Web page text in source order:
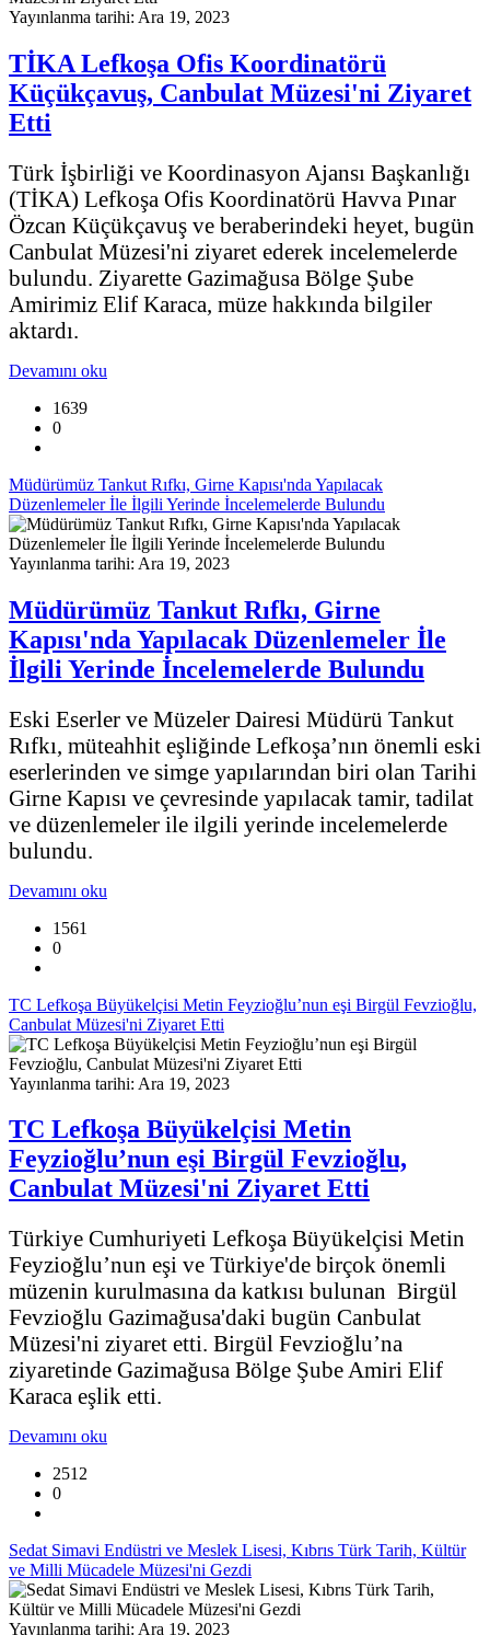
Yayınlanma tarihi: Ara 19, 2023
TİKA Lefkoşa Ofis Koordinatörü
Küçükçavuş, Canbulat Müzesi'ni Ziyaret
Etti
Türk İşbirliği ve Koordinasyon Ajansı Başkanlığı
(TİKA) Lefkoşa Ofis Koordinatörü Havva Pınar
Özcan Küçükçavuş ve beraberindeki heyet, bugün
Canbulat Müzesi'ni ziyaret ederek incelemelerde
bulundu. Ziyarette Gazimağusa Bölge Şube
Amirimiz Elif Karaca, müze hakkında bilgiler
aktardı.
Devamını oku
1639
0
Müdürümüz Tankut Rıfkı, Girne Kapısı'nda Yapılacak
Düzenlemeler İle İlgili Yerinde İncelemelerde Bulundu
Yayınlanma tarihi: Ara 19, 2023
Müdürümüz Tankut Rıfkı, Girne
Kapısı'nda Yapılacak Düzenlemeler İle
İlgili Yerinde İncelemelerde Bulundu
Eski Eserler ve Müzeler Dairesi Müdürü Tankut
Rıfkı, müteahhit eşliğinde Lefkoşa’nın önemli eski
eserlerinden ve simge yapılarından biri olan Tarihi
Girne Kapısı ve çevresinde yapılacak tamir, tadilat
ve düzenlemeler ile ilgili yerinde incelemelerde
bulundu.
Devamını oku
1561
0
TC Lefkoşa Büyükelçisi Metin Feyzioğlu’nun eşi Birgül Fevzioğlu,
Canbulat Müzesi'ni Ziyaret Etti
Yayınlanma tarihi: Ara 19, 2023
TC Lefkoşa Büyükelçisi Metin
Feyzioğlu’nun eşi Birgül Fevzioğlu,
Canbulat Müzesi'ni Ziyaret Etti
Türkiye Cumhuriyeti Lefkoşa Büyükelçisi Metin
Feyzioğlu’nun eşi ve Türkiye'de birçok önemli
müzenin kurulmasına da katkısı bulunan Birgül
Fevzioğlu Gazimağusa'daki bugün Canbulat
Müzesi'ni ziyaret etti. Birgül Fevzioğlu’na
ziyaretinde Gazimağusa Bölge Şube Amiri Elif
Karaca eşlik etti.
Devamını oku
2512
0
Sedat Simavi Endüstri ve Meslek Lisesi, Kıbrıs Türk Tarih, Kültür
ve Milli Mücadele Müzesi'ni Gezdi
Yayınlanma tarihi: Ara 19, 2023